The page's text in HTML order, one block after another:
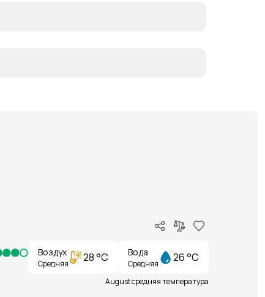
Воздух
Средняя 28 °C Вода
Средняя 26 °C
August средняя температура